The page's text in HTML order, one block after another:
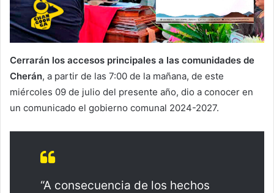
Cerrarán los accesos principales a las comunidades de
Cherán, a partir de las 7:00 de la mañana, de este
miércoles 09 de julio del presente año, dio a conocer en
un comunicado el gobierno comunal 2024-2027.
“A consecuencia de los hechos